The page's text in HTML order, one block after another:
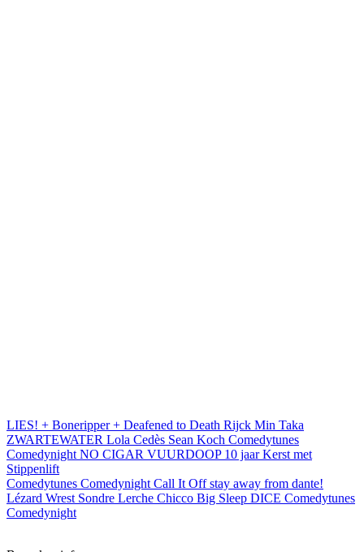
LIES! + Boneripper + Deafened to Death Rijck Min Taka
ZWARTEWATER Lola Cedès Sean Koch Comedytunes
Comedynight NO CIGAR VUURDOOP 10 jaar Kerst met
Stippenlift
Comedytunes Comedynight Call It Off stay away from dante!
Lézard Wrest Sondre Lerche Chicco Big Sleep DICE Comedytunes
Comedynight